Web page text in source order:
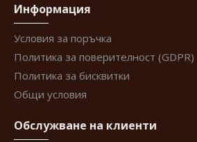
Информация
Условия за поръчка
Политика за поверителност (GDPR)
Политика за бисквитки
Общи условия
Обслужване на клиенти